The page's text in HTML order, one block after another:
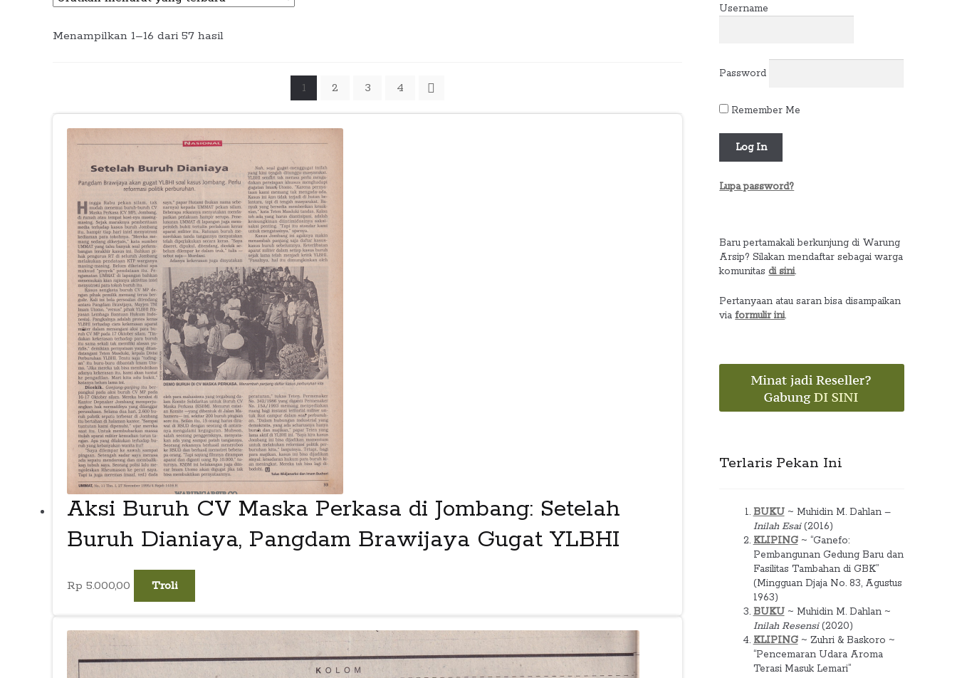
Menampilkan 1–16 dari 57 hasilDiurutkan
1 2 3 4
Aksi Buruh CV Maska Perkasa di Jombang: Setelah
Buruh Dianiaya, Pangdam Brawijaya Gugat YLBHI
Rp 5.000,00 Troli
Username
Password
Remember Me
Lupa password?
Baru pertamakali berkunjung di Warung
Arsip? Silakan mendaftar sebagai warga
komunitas di sini.
Pertanyaan atau saran bisa disampaikan
viaformulir ini.
Terlaris Pekan Ini
BUKU~ Muhidin M. Dahlan –
Inilah Esai(2016)
KLIPING~ “Ganefo:
Pembangunan Gedung Baru dan
Fasilitas Tambahan di GBK”
(Mingguan Djaja No. 83, Agustus
1963)
BUKU~ Muhidin M. Dahlan ~
Inilah Resensi(2020)
KLIPING~ Zuhri & Baskoro ~
“Pencemaran Udara Aroma
Terasi Masuk Lemari”